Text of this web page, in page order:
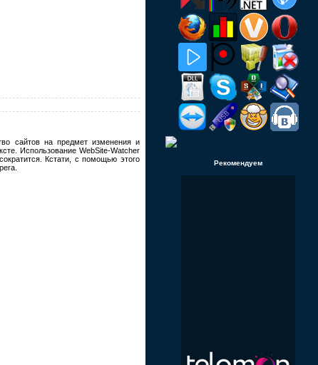
сайтов на предмет изменения и
Использование WebSite-Watcher
Кстати, с помощью этого
Рекомендуем